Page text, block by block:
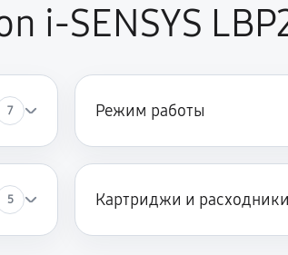
i-SENSYS
7 Режим работы
5 Картриджи и расходники